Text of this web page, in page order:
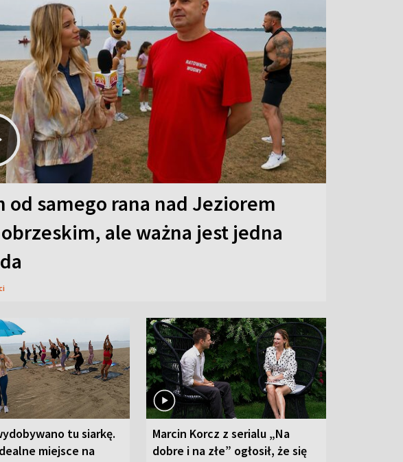
od samego rana nad Jeziorem
ale ważna jest jedna
tu siarkę.
miejsce na
Marcin Korcz z serialu „Na
dobre i na złe” ogłosił, że się